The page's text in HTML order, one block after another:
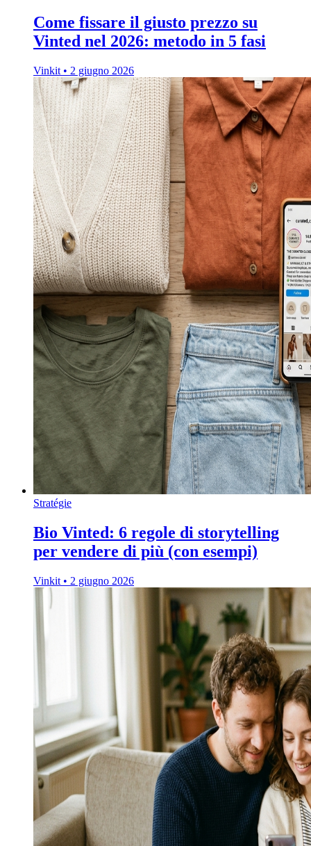
Come fissare il giusto prezzo su
Vinted nel 2026: metodo in 5 fasi
Vinkit • 2 giugno 2026
Stratégie
Bio Vinted: 6 regole di storytelling
per vendere di più (con esempi)
Vinkit • 2 giugno 2026